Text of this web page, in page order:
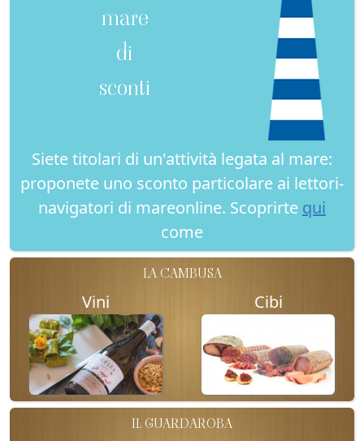
mare
di
sconti
Siete titolari di un'attività legata al mare:
proponete uno sconto particolare ai lettori-
navigatori di mareonline. Scoprirte qui
come
LA CAMBUSA
Vini Cibi
IL GUARDAROBA